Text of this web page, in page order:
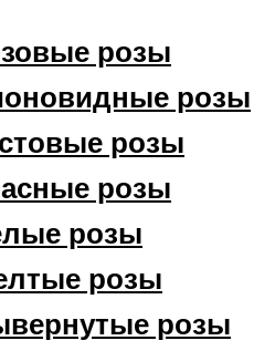
розы
розы
розы
розы
розы
розы
розы